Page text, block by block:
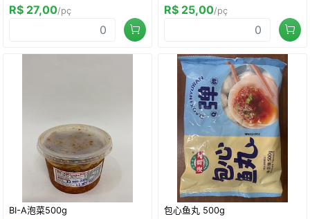
R$ 27,00/pç R$ 25,00/pç
BI-A泡菜500g 包心鱼丸 500g